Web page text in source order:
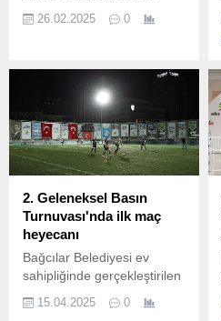
Galatasaray Spor
26.02.2025 0
2. Geleneksel Basın
Turnuvası'nda ilk maç
heyecanı
Bağcılar Belediyesi ev
sahipliğinde gerçekleştirilen
15.04.2025 0